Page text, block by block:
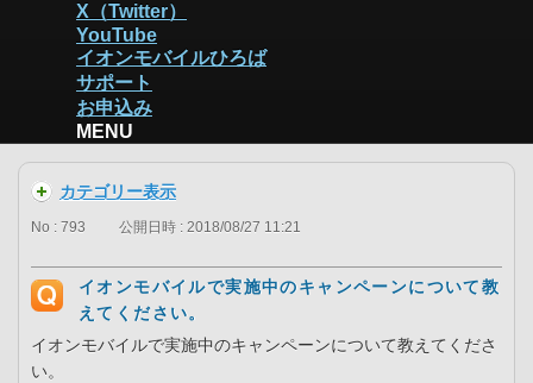
X（Twitter）
YouTube
イオンモバイルひろば
サポート
お申込み
MENU
カテゴリー表示
No : 793 公開日時 : 2018/08/27 11:21
イオンモバイルで実施中のキャンペーンについて教
えてください。
イオンモバイルで実施中のキャンペーンについて教えてくださ
い。